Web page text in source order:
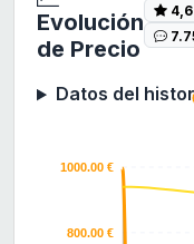
Evolución
de Precio
4,6
Datos del
1000.00 €
800.00 €